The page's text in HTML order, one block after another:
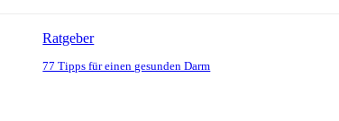
Ratgeber
77 Tipps für einen gesunden Darm